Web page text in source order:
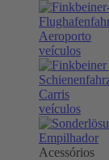
Aeroporto
veículos
Carris
veículos
Empilhador
Acessórios